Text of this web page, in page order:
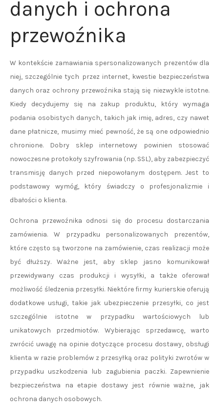
danych i ochrona
przewoźnika
W kontekście zamawiania spersonalizowanych prezentów dla
niej, szczególnie tych przez internet, kwestie bezpieczeństwa
danych oraz ochrony przewoźnika stają się niezwykle istotne.
Kiedy decydujemy się na zakup produktu, który wymaga
podania osobistych danych, takich jak imię, adres, czy nawet
dane płatnicze, musimy mieć pewność, że są one odpowiednio
chronione. Dobry sklep internetowy powinien stosować
nowoczesne protokoły szyfrowania (np. SSL), aby zabezpieczyć
transmisję danych przed niepowołanym dostępem. Jest to
podstawowy wymóg, który świadczy o profesjonalizmie i
dbałości o klienta.
Ochrona przewoźnika odnosi się do procesu dostarczania
zamówienia. W przypadku personalizowanych prezentów,
które często są tworzone na zamówienie, czas realizacji może
być dłuższy. Ważne jest, aby sklep jasno komunikował
przewidywany czas produkcji i wysyłki, a także oferował
możliwość śledzenia przesyłki. Niektóre firmy kurierskie oferują
dodatkowe usługi, takie jak ubezpieczenie przesyłki, co jest
szczególnie istotne w przypadku wartościowych lub
unikatowych przedmiotów. Wybierając sprzedawcę, warto
zwrócić uwagę na opinie dotyczące procesu dostawy, obsługi
klienta w razie problemów z przesyłką oraz polityki zwrotów w
przypadku uszkodzenia lub zagubienia paczki. Zapewnienie
bezpieczeństwa na etapie dostawy jest równie ważne, jak
ochrona danych osobowych.